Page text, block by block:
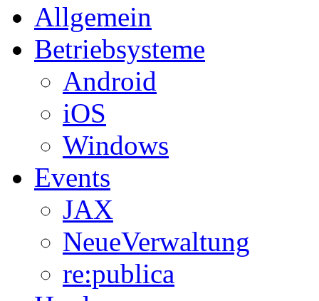
Allgemein
Betriebsysteme
Android
iOS
Windows
Events
JAX
NeueVerwaltung
re:publica